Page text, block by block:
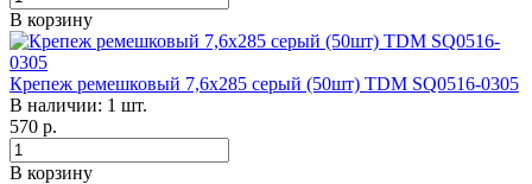
В корзину
Крепеж ремешковый 7,6х285 серый (50шт) TDM SQ0516-0305
В наличии: 1 шт.
570 р.
В корзину